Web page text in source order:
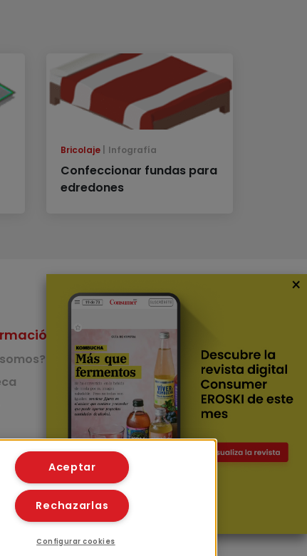
Bricolaje Infografía
Confeccionar fundas para
edredones
Nuestras Apps
App de recetas
App del Camino de
Santiago
×
Aceptar
Rechazarlas
Configurar cookies